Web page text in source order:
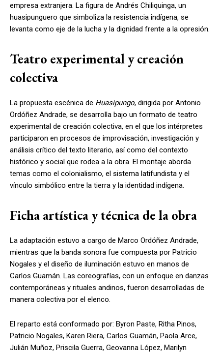
empresa extranjera. La figura de Andrés Chiliquinga, un
huasipunguero que simboliza la resistencia indígena, se
levanta como eje de la lucha y la dignidad frente a la opresión.
Teatro experimental y creación
colectiva
La propuesta escénica de Huasipungo, dirigida por Antonio
Ordóñez Andrade, se desarrolla bajo un formato de teatro
experimental de creación colectiva, en el que los intérpretes
participaron en procesos de improvisación, investigación y
análisis crítico del texto literario, así como del contexto
histórico y social que rodea a la obra. El montaje aborda
temas como el colonialismo, el sistema latifundista y el
vínculo simbólico entre la tierra y la identidad indígena.
Ficha artística y técnica de la obra
La adaptación estuvo a cargo de Marco Ordóñez Andrade,
mientras que la banda sonora fue compuesta por Patricio
Nogales y el diseño de iluminación estuvo en manos de
Carlos Guamán. Las coreografías, con un enfoque en danzas
contemporáneas y rituales andinos, fueron desarrolladas de
manera colectiva por el elenco.
El reparto está conformado por: Byron Paste, Ritha Pinos,
Patricio Nogales, Karen Riera, Carlos Guamán, Paola Arce,
Julián Muñoz, Priscila Guerra, Geovanna López, Marilyn